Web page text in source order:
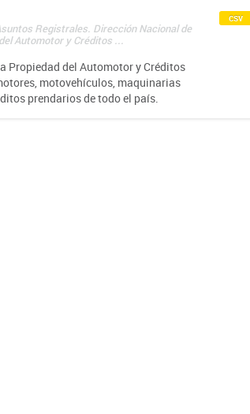
Registrales. Dirección Nacional de
Automotor y Créditos ...
Propiedad del Automotor y Créditos
motovehículos, maquinarias
prendarios de todo el país.
csv